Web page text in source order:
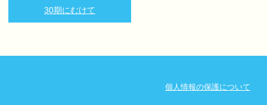
30期にむけて
個人情報の保護について